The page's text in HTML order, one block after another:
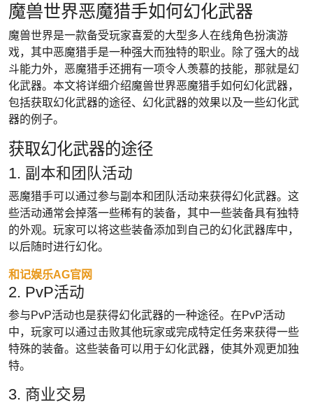
魔兽世界恶魔猎手如何幻化武器
魔兽世界是一款备受玩家喜爱的大型多人在线角色扮演游
戏，其中恶魔猎手是一种强大而独特的职业。除了强大的战
斗能力外，恶魔猎手还拥有一项令人羡慕的技能，那就是幻
化武器。本文将详细介绍魔兽世界恶魔猎手如何幻化武器，
包括获取幻化武器的途径、幻化武器的效果以及一些幻化武
器的例子。
获取幻化武器的途径
1. 副本和团队活动
恶魔猎手可以通过参与副本和团队活动来获得幻化武器。这
些活动通常会掉落一些稀有的装备，其中一些装备具有独特
的外观。玩家可以将这些装备添加到自己的幻化武器库中，
以后随时进行幻化。
和记娱乐AG官网
2. PvP活动
参与PvP活动也是获得幻化武器的一种途径。在PvP活动
中，玩家可以通过击败其他玩家或完成特定任务来获得一些
特殊的装备。这些装备可以用于幻化武器，使其外观更加独
特。
3. 商业交易